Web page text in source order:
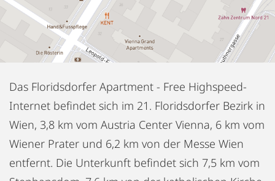
Das Floridsdorfer Apartment - Free Highspeed-
Internet befindet sich im 21. Floridsdorfer Bezirk in
Wien, 3,8 km vom Austria Center Vienna, 6 km vom
Wiener Prater und 6,2 km von der Messe Wien
entfernt. Die Unterkunft befindet sich 7,5 km vom